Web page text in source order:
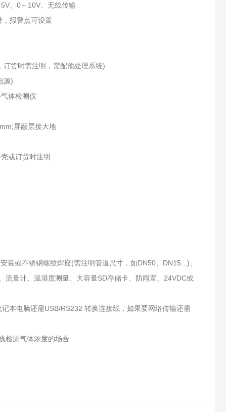
、0～10V、无线传输
报警点可设置
货时需注明，需配预处理系统)
源)
体检测仪
屏蔽层接大地
或订货时注明
或不锈钢螺纹焊座(需注明管道尺寸，如DN50、DN15...)、
量计、温湿度测量、大容量SD存储卡、防雨罩、24VDC或
本电脑还需USB/RS232 转换连接线，如果要网络传输还需
检测气体浓度的场合